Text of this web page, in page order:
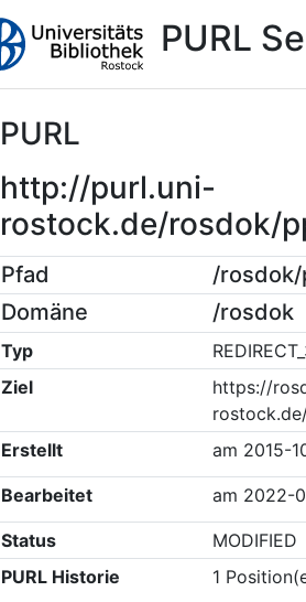
PURL
PURL
http://purl.uni-
rostock.de/rosdok/
Pfad
/
Domäne
/rosdok
Typ
Ziel
https://
Erstellt
am 2015-
Bearbeitet am 2022-
Status
MODIFIED
PURL Historie
1